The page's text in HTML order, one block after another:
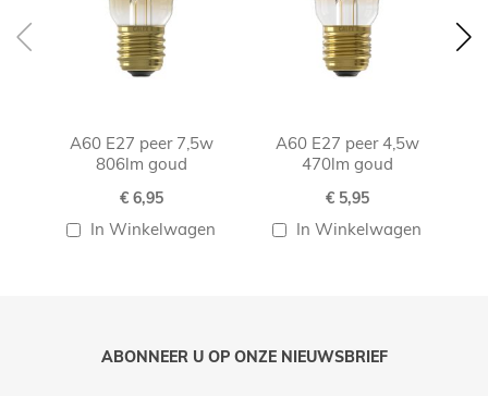
A60 E27 peer 7,5w
806lm goud
€ 6,95
In Winkelwagen
A60 E27 peer 4,5w
470lm goud
€ 5,95
In Winkelwagen
ABONNEER U OP ONZE NIEUWSBRIEF